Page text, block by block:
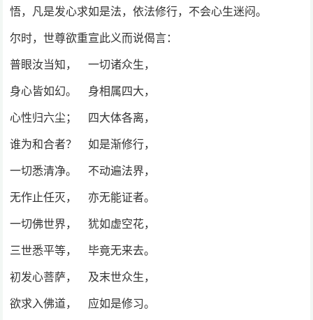
悟，凡是发心求如是法，依法修行，不会心生迷闷。
尔时，世尊欲重宣此义而说偈言：
普眼汝当知， 一切诸众生，
身心皆如幻。 身相属四大，
心性归六尘； 四大体各离，
谁为和合者？ 如是渐修行，
一切悉清净。 不动遍法界，
无作止任灭， 亦无能证者。
一切佛世界， 犹如虚空花，
三世悉平等， 毕竟无来去。
初发心菩萨， 及末世众生，
欲求入佛道， 应如是修习。